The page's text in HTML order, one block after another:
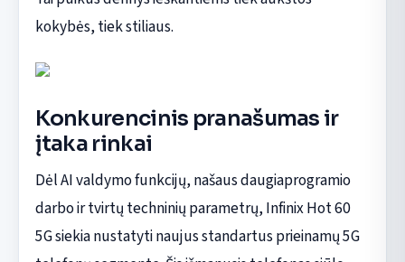
kokybės, tiek stiliaus.
Konkurencinis pranašumas ir
įtaka rinkai
Dėl AI valdymo funkcijų, našaus daugiaprogramio
darbo ir tvirtų techninių parametrų, Infinix Hot 60
5G siekia nustatyti naujus standartus prieinamų 5G